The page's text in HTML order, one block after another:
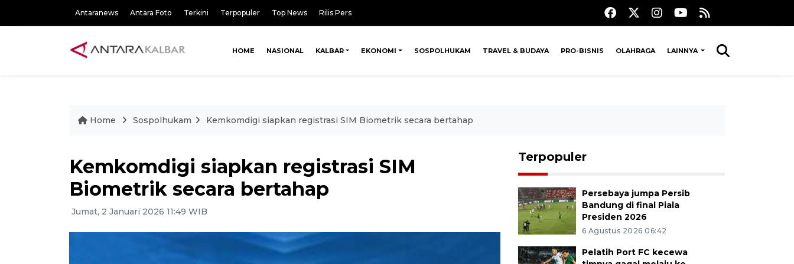
Antaranews Antara Foto Terkini Terpopuler Top News Rilis Pers
HOME NASIONAL KALBAR EKONOMI SOSPOLHUKAM TRAVEL & BUDAYA PRO-BISNIS OLAHRAGA LAINNYA
Home Sospolhukam Kemkomdigi siapkan registrasi SIM Biometrik secara bertahap
Kemkomdigi siapkan registrasi SIM
Biometrik secara bertahap
Jumat, 2 Januari 2026 11:49 WIB
Terpopuler
Persebaya jumpa Persib
Bandung di final Piala
Presiden 2026
6 Agustus 2026 06:42
Pelatih Port FC kecewa